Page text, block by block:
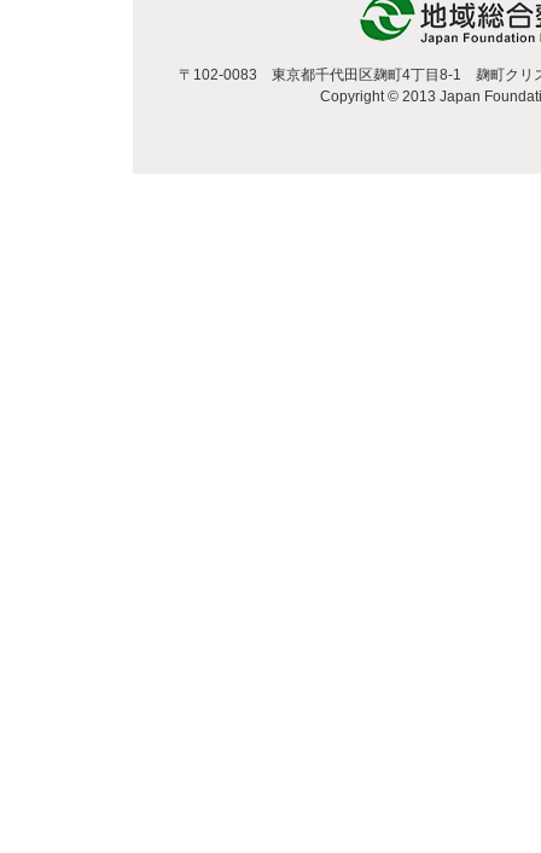
〒102-0083 東京都千代田区麹町4丁目8-1 麹町ク
Copyright © 2013 Japan